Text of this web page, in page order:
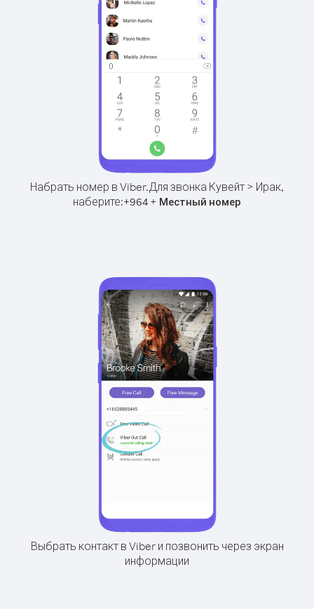
Набрать номер в Viber.Для звонка Кувейт > Ирак,
наберите:+964 + Местный номер
Выбрать контакт в Viber и позвонить через экран
информации